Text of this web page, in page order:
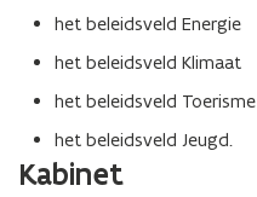
het beleidsveld Energie
het beleidsveld Klimaat
het beleidsveld Toerisme
het beleidsveld Jeugd.
Kabinet